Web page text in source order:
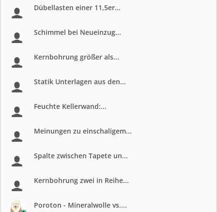
Dübellasten einer 11,5er...
Schimmel bei Neueinzug...
Kernbohrung größer als...
Statik Unterlagen aus den...
Feuchte Kellerwand:...
Meinungen zu einschaligem...
Spalte zwischen Tapete un...
Kernbohrung zwei in Reihe...
Poroton - Mineralwolle vs....